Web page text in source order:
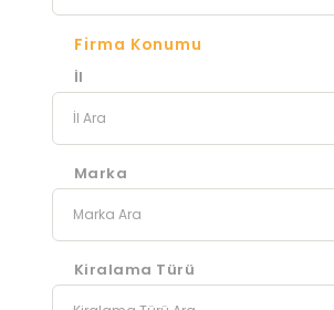
Firma Konumu
İl
Marka
Kiralama Türü